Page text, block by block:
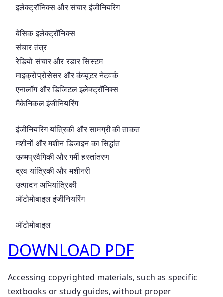
इलेक्ट्रॉनिक्स और संचार इंजीनियरिंग
बेसिक इलेक्ट्रॉनिक्स
संचार तंत्र
रेडियो संचार और रडार सिस्टम
माइक्रोप्रोसेसर और कंप्यूटर नेटवर्क
एनालॉग और डिजिटल इलेक्ट्रॉनिक्स
मैकेनिकल इंजीनियरिंग
इंजीनियरिंग यांत्रिकी और सामग्री की ताकत
मशीनों और मशीन डिजाइन का सिद्धांत
ऊष्मप्रवैगिकी और गर्मी हस्तांतरण
द्रव यांत्रिकी और मशीनरी
उत्पादन अभियांत्रिकी
ऑटोमोबाइल इंजीनियरिंग
ऑटोमोबाइल
DOWNLOAD PDF
Accessing copyrighted materials, such as specific
textbooks or study guides, without proper